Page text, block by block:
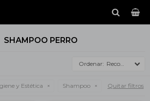
SHAMPOO PERRO
Recomendados
y Estética Shampoo Quitar filtros